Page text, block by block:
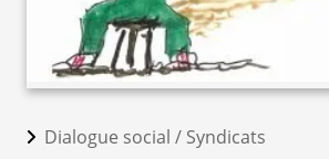
Dialogue social / Syndicats